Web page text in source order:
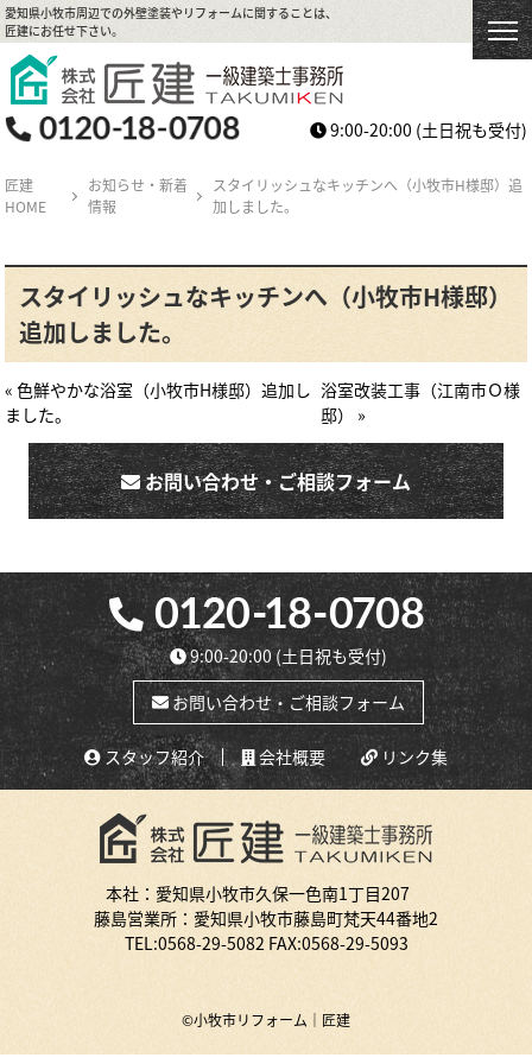
愛知県小牧市周辺での外壁塗装やリフォームに関することは、
匠建にお任せ下さい。
9:00-20:00 (土日祝も受付)
匠建
HOME
お知らせ・新着
情報
スタイリッシュなキッチンへ（小牧市H様邸）追
加しました。
スタイリッシュなキッチンへ（小牧市H様邸）
追加しました。
« 色鮮やかな浴室（小牧市H様邸）追加し
ました。
浴室改装工事（江南市Ｏ様
邸） »
お問い合わせ・ご相談フォーム
9:00-20:00(土日祝も受付)
お問い合わせ・ご相談フォーム
スタッフ紹介 会社概要 リンク集
本社：愛知県小牧市久保一色南1丁目207
藤島営業所：愛知県小牧市藤島町梵天44番地2
TEL:0568-29-5082 FAX:0568-29-5093
©小牧市リフォーム｜匠建